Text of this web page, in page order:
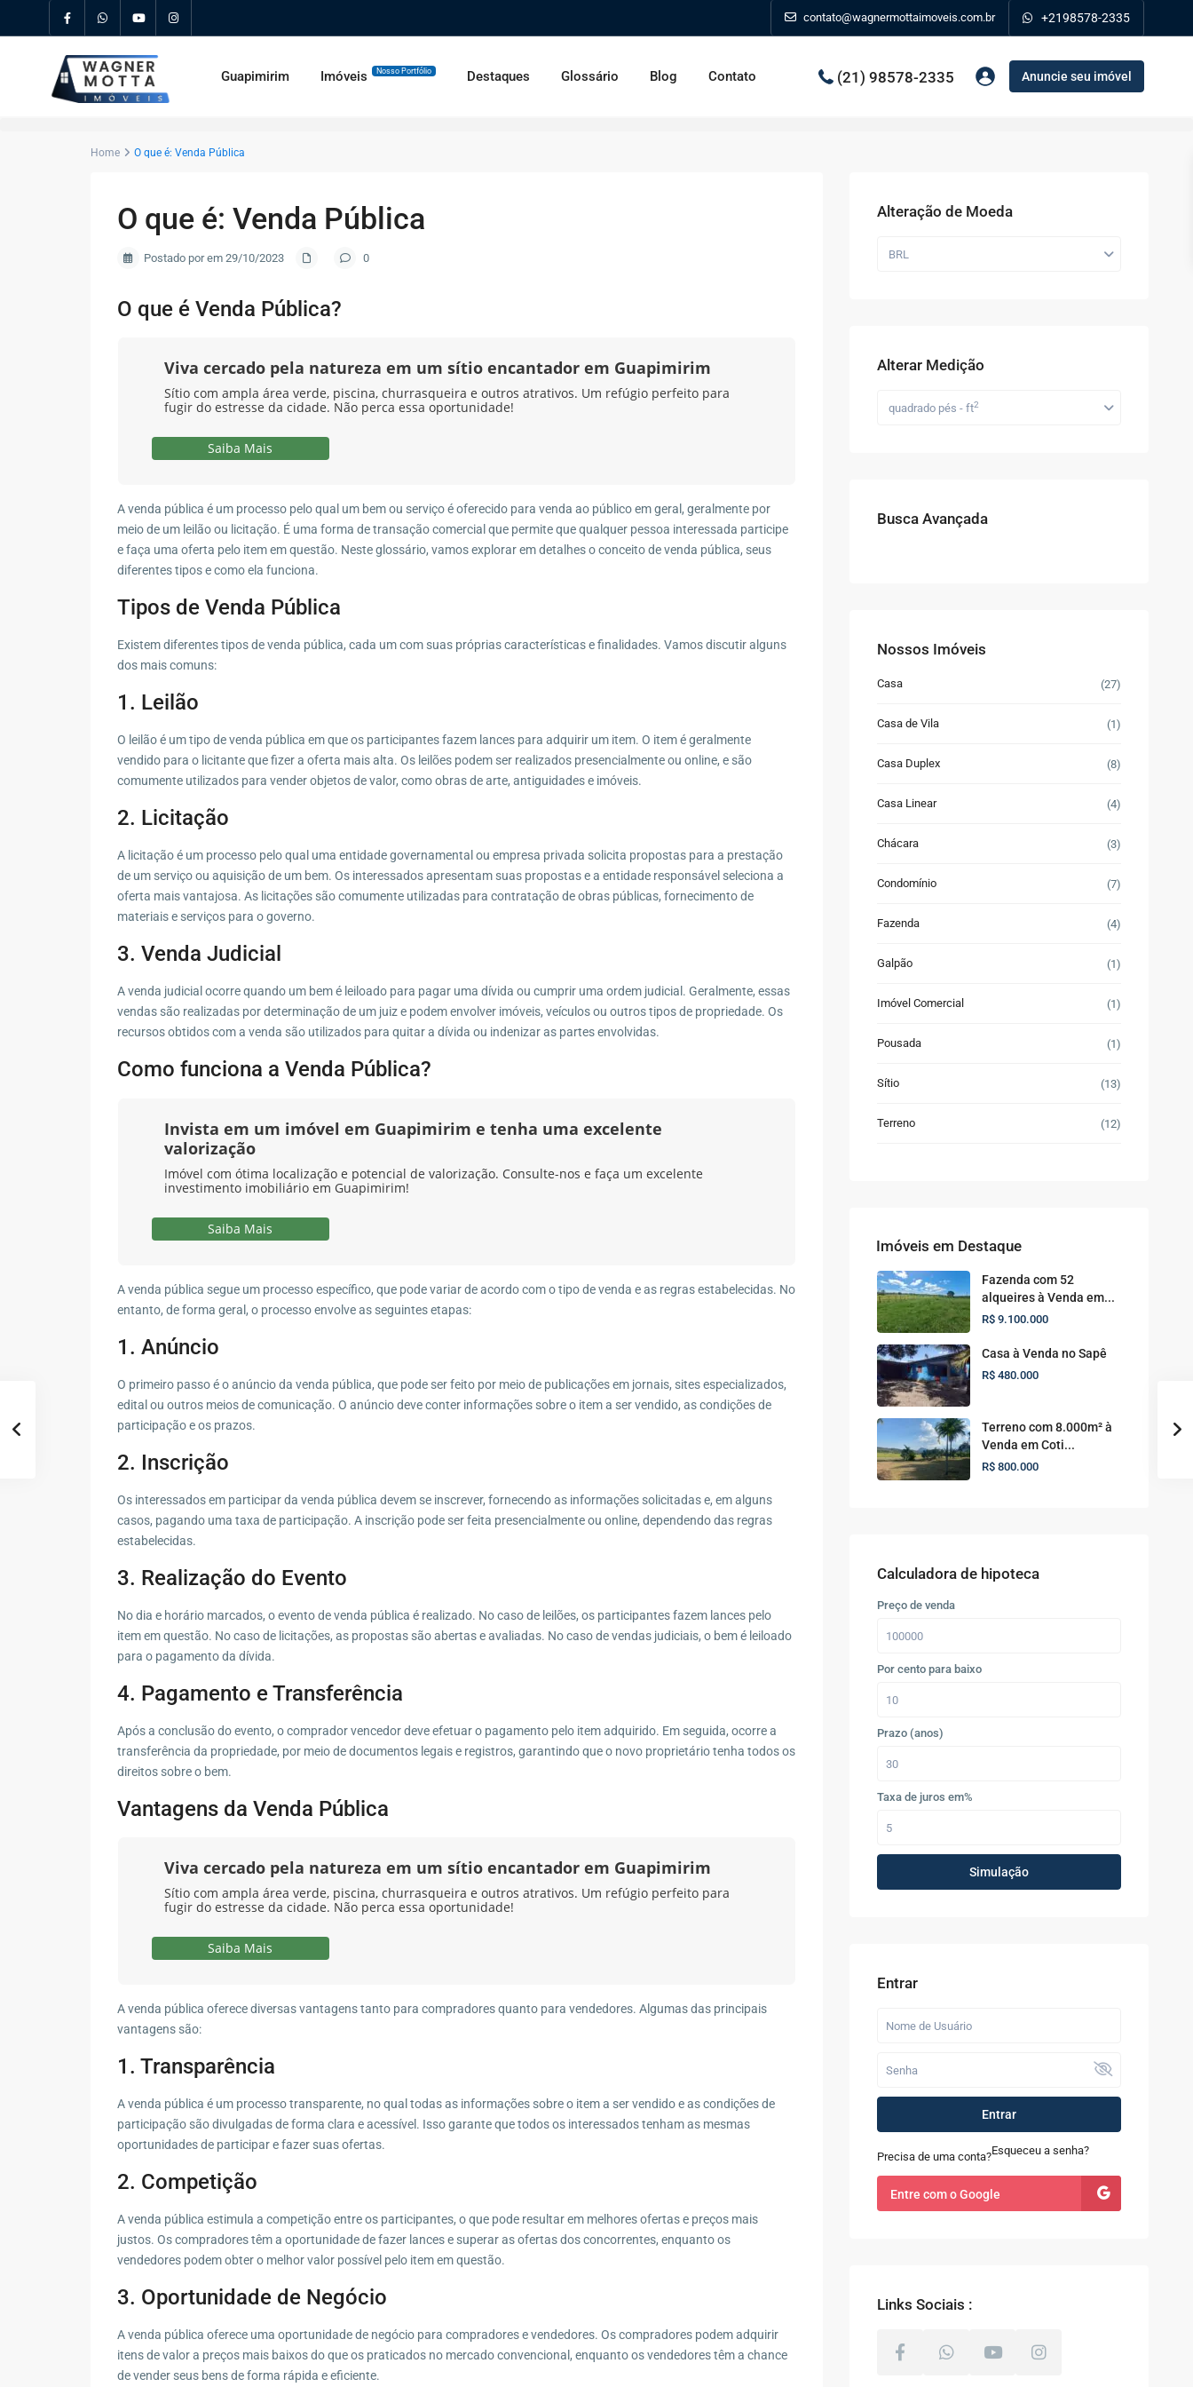
contato@wagnermottaimoveis.com.br +2198578-2335
Guapimirim Imóveis Nosso Portfólio Destaques Glossário Blog Contato (21) 98578-2335 Anuncie seu imóvel
Home O que é: Venda Pública
O que é: Venda Pública
Postado por em 29/10/2023 0
O que é Venda Pública?
Viva cercado pela natureza em um sítio encantador em Guapimirim
Sítio com ampla área verde, piscina, churrasqueira e outros atrativos. Um refúgio perfeito para
fugir do estresse da cidade. Não perca essa oportunidade!
Saiba Mais
A venda pública é um processo pelo qual um bem ou serviço é oferecido para venda ao público em geral, geralmente por
meio de um leilão ou licitação. É uma forma de transação comercial que permite que qualquer pessoa interessada participe
e faça uma oferta pelo item em questão. Neste glossário, vamos explorar em detalhes o conceito de venda pública, seus
diferentes tipos e como ela funciona.
Tipos de Venda Pública
Existem diferentes tipos de venda pública, cada um com suas próprias características e finalidades. Vamos discutir alguns
dos mais comuns:
1. Leilão
O leilão é um tipo de venda pública em que os participantes fazem lances para adquirir um item. O item é geralmente
vendido para o licitante que fizer a oferta mais alta. Os leilões podem ser realizados presencialmente ou online, e são
comumente utilizados para vender objetos de valor, como obras de arte, antiguidades e imóveis.
2. Licitação
A licitação é um processo pelo qual uma entidade governamental ou empresa privada solicita propostas para a prestação
de um serviço ou aquisição de um bem. Os interessados apresentam suas propostas e a entidade responsável seleciona a
oferta mais vantajosa. As licitações são comumente utilizadas para contratação de obras públicas, fornecimento de
materiais e serviços para o governo.
3. Venda Judicial
A venda judicial ocorre quando um bem é leiloado para pagar uma dívida ou cumprir uma ordem judicial. Geralmente, essas
vendas são realizadas por determinação de um juiz e podem envolver imóveis, veículos ou outros tipos de propriedade. Os
recursos obtidos com a venda são utilizados para quitar a dívida ou indenizar as partes envolvidas.
Como funciona a Venda Pública?
Invista em um imóvel em Guapimirim e tenha uma excelente
valorização
Imóvel com ótima localização e potencial de valorização. Consulte-nos e faça um excelente
investimento imobiliário em Guapimirim!
Saiba Mais
A venda pública segue um processo específico, que pode variar de acordo com o tipo de venda e as regras estabelecidas. No
entanto, de forma geral, o processo envolve as seguintes etapas:
1. Anúncio
O primeiro passo é o anúncio da venda pública, que pode ser feito por meio de publicações em jornais, sites especializados,
edital ou outros meios de comunicação. O anúncio deve conter informações sobre o item a ser vendido, as condições de
participação e os prazos.
2. Inscrição
Os interessados em participar da venda pública devem se inscrever, fornecendo as informações solicitadas e, em alguns
casos, pagando uma taxa de participação. A inscrição pode ser feita presencialmente ou online, dependendo das regras
estabelecidas.
3. Realização do Evento
No dia e horário marcados, o evento de venda pública é realizado. No caso de leilões, os participantes fazem lances pelo
item em questão. No caso de licitações, as propostas são abertas e avaliadas. No caso de vendas judiciais, o bem é leiloado
para o pagamento da dívida.
4. Pagamento e Transferência
Após a conclusão do evento, o comprador vencedor deve efetuar o pagamento pelo item adquirido. Em seguida, ocorre a
transferência da propriedade, por meio de documentos legais e registros, garantindo que o novo proprietário tenha todos os
direitos sobre o bem.
Vantagens da Venda Pública
Viva cercado pela natureza em um sítio encantador em Guapimirim
Sítio com ampla área verde, piscina, churrasqueira e outros atrativos. Um refúgio perfeito para
fugir do estresse da cidade. Não perca essa oportunidade!
Saiba Mais
A venda pública oferece diversas vantagens tanto para compradores quanto para vendedores. Algumas das principais
vantagens são:
1. Transparência
A venda pública é um processo transparente, no qual todas as informações sobre o item a ser vendido e as condições de
participação são divulgadas de forma clara e acessível. Isso garante que todos os interessados tenham as mesmas
oportunidades de participar e fazer suas ofertas.
2. Competição
A venda pública estimula a competição entre os participantes, o que pode resultar em melhores ofertas e preços mais
justos. Os compradores têm a oportunidade de fazer lances e superar as ofertas dos concorrentes, enquanto os
vendedores podem obter o melhor valor possível pelo item em questão.
3. Oportunidade de Negócio
A venda pública oferece uma oportunidade de negócio para compradores e vendedores. Os compradores podem adquirir
itens de valor a preços mais baixos do que os praticados no mercado convencional, enquanto os vendedores têm a chance
de vender seus bens de forma rápida e eficiente.
Alteração de Moeda
BRL
Alterar Medição
quadrado pés - ft2
Busca Avançada
Nossos Imóveis
Casa (27)
Casa de Vila (1)
Casa Duplex (8)
Casa Linear (4)
Chácara (3)
Condomínio (7)
Fazenda (4)
Galpão (1)
Imóvel Comercial (1)
Pousada (1)
Sítio (13)
Terreno (12)
Imóveis em Destaque
Fazenda com 52
alqueires à Venda em...
R$ 9.100.000
Casa à Venda no Sapê
R$ 480.000
Terreno com 8.000m² à
Venda em Coti...
R$ 800.000
Calculadora de hipoteca
Preço de venda
Por cento para baixo
Prazo (anos)
Taxa de juros em%
Simulação
Entrar
Entrar
Precisa de uma conta?Esqueceu a senha?
Entre com o Google
Links Sociais :